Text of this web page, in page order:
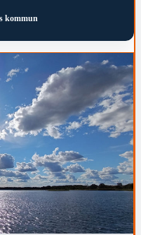
kommun